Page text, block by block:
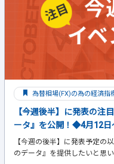
為替相場(FX)の為の経済指
【今週後半】に発表の注
ータ』を公開！◆4月12
【今週の後半】に発表予定の
のデータ』を提供したいと思い